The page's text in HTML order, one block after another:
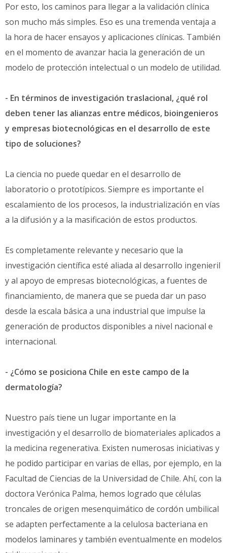
Por esto, los caminos para llegar a la validación clínica
son mucho más simples. Eso es una tremenda ventaja a
la hora de hacer ensayos y aplicaciones clínicas. También
en el momento de avanzar hacia la generación de un
modelo de protección intelectual o un modelo de utilidad.
- En términos de investigación traslacional, ¿qué rol
deben tener las alianzas entre médicos, bioingenieros
y empresas biotecnológicas en el desarrollo de este
tipo de soluciones?
La ciencia no puede quedar en el desarrollo de
laboratorio o prototípicos. Siempre es importante el
escalamiento de los procesos, la industrialización en vías
a la difusión y a la masificación de estos productos.
Es completamente relevante y necesario que la
investigación científica esté aliada al desarrollo ingenieril
y al apoyo de empresas biotecnológicas, a fuentes de
financiamiento, de manera que se pueda dar un paso
desde la escala básica a una industrial que impulse la
generación de productos disponibles a nivel nacional e
internacional.
- ¿Cómo se posiciona Chile en este campo de la
dermatología?
Nuestro país tiene un lugar importante en la
investigación y el desarrollo de biomateriales aplicados a
la medicina regenerativa. Existen numerosas iniciativas y
he podido participar en varias de ellas, por ejemplo, en la
Facultad de Ciencias de la Universidad de Chile. Ahí, con la
doctora Verónica Palma, hemos logrado que células
troncales de origen mesenquimático de cordón umbilical
se adapten perfectamente a la celulosa bacteriana en
modelos laminares y también eventualmente en modelos